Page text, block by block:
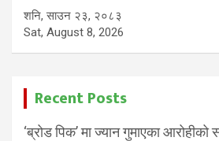
शनि, साउन २३, २०८३
Sat, August 8, 2026
Recent Posts
‘ब्रोड पिक’ मा ज्यान गुमाएका